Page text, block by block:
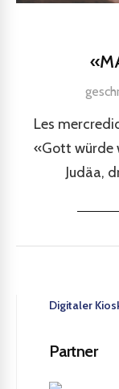
Les
«Gott würde
Judäa,
Digitaler
Partner